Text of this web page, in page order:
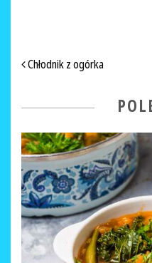
NAWIGACJA
Chłodnik z ogórka